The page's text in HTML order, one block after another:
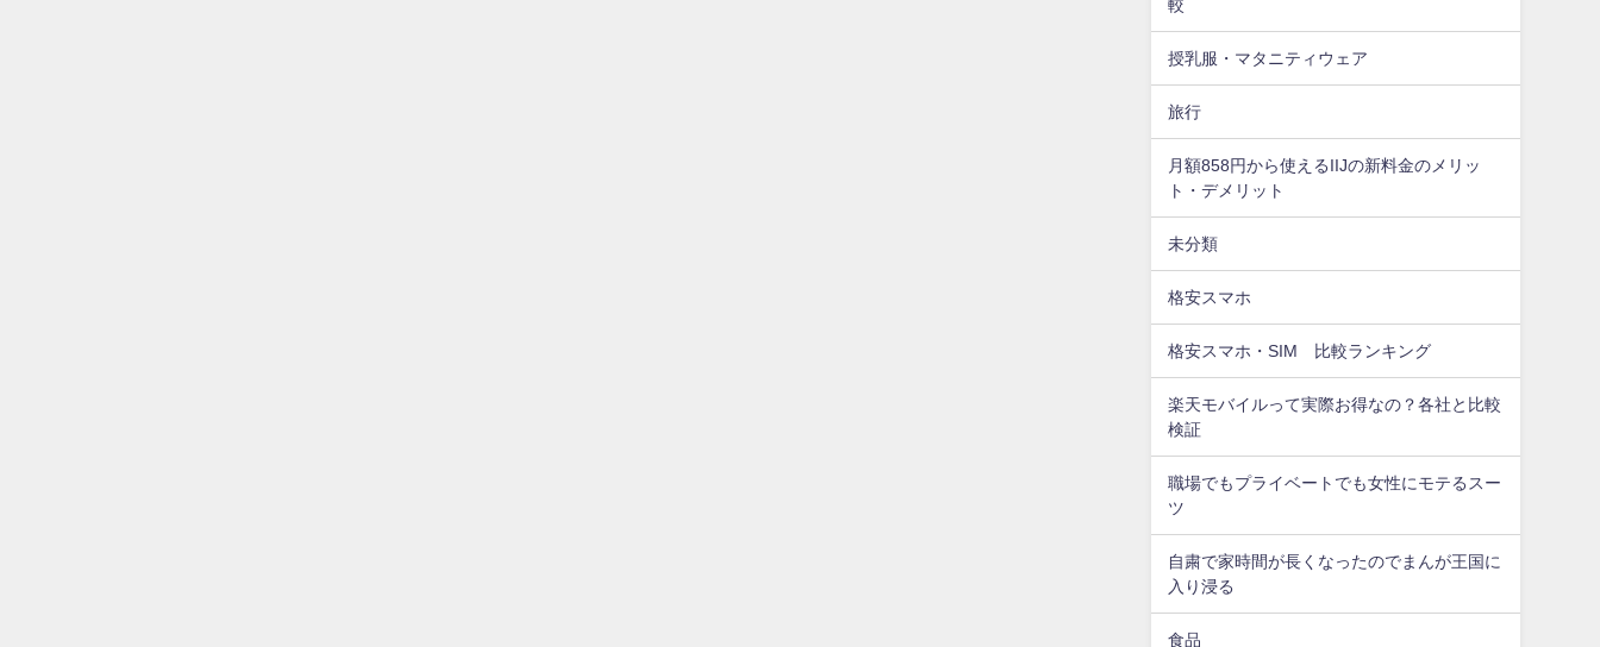
較
授乳服・マタニティウェア
旅行
月額858円から使えるIIJの新料金のメリッ
ト・デメリット
未分類
格安スマホ
格安スマホ・SIM 比較ランキング
楽天モバイルって実際お得なの？各社と比較
検証
職場でもプライベートでも女性にモテるスー
ツ
自粛で家時間が長くなったのでまんが王国に
入り浸る
食品